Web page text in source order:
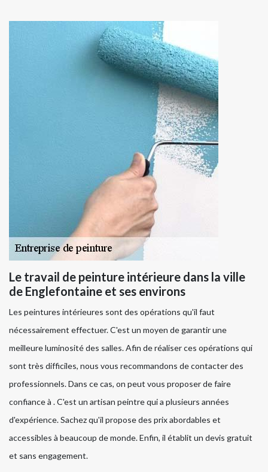
Le travail de peinture intérieure dans la ville
de Englefontaine et ses environs
Les peintures intérieures sont des opérations qu'il faut
nécessairement effectuer. C'est un moyen de garantir une
meilleure luminosité des salles. Afin de réaliser ces opérations qui
sont très difficiles, nous vous recommandons de contacter des
professionnels. Dans ce cas, on peut vous proposer de faire
confiance à . C'est un artisan peintre qui a plusieurs années
d'expérience. Sachez qu'il propose des prix abordables et
accessibles à beaucoup de monde. Enfin, il établit un devis gratuit
et sans engagement.